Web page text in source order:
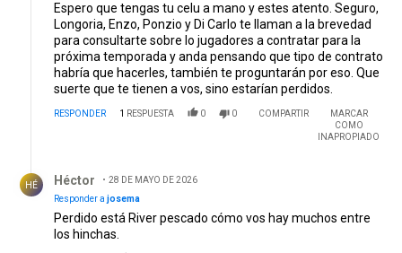
Espero que tengas tu celu a mano y estes atento. Seguro,
Longoria, Enzo, Ponzio y Di Carlo te llaman a la brevedad
para consultarte sobre lo jugadores a contratar para la
próxima temporada y anda pensando que tipo de contrato
habría que hacerles, también te proguntarán por eso. Que
suerte que te tienen a vos, sino estarían perdidos.
RESPONDER 1 RESPUESTA 0 0 COMPARTIR
MARCAR
COMO
INAPROPIADO
HÉ Héctor
28 DE MAYO DE 2026
Responder a josema
Perdido está River pescado cómo vos hay muchos entre
los hinchas.